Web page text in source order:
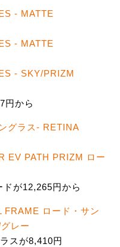
- MATTE
- MATTE
- SKY/PRIZM
円から
グラス- RETINA
EV PATH PRIZM ロー
が12,265円から
FRAME ロード・サン
レー
スが8,410円